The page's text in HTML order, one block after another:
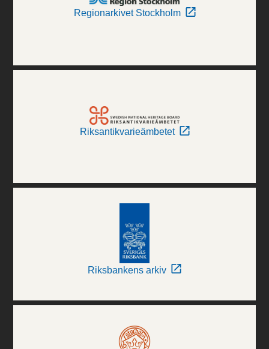
Regionarkivet Stockholm
Riksantikvarieämbetet
Riksbankens arkiv